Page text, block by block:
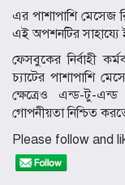
এর পাশাপাশি মেসেজ
এই অপশনটির সাহায্যে
ফেসবুকের নির্বাহী
চ্যাটের পাশাপাশি
ক্ষেত্রেও এন্ড-টু-
গোপনীয়তা নিশ্চিত
Please follow and